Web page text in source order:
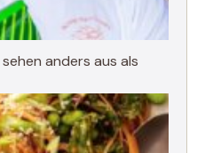
anders aus als